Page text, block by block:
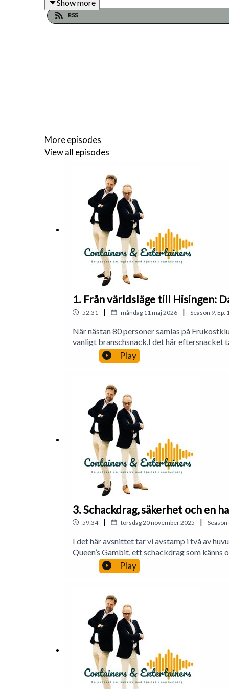
både speditör och varuägare vinner på att minska
Show more
RSS
More episodes
View all episodes
1. Från världsläge till Hisingen:
52:31 | måndag 11 maj 2026 | Season 9 Ep. 1
När nästan 80 personer samlas på
vanligt branschsnack.I det här eftersnacket
börjar skaka på riktigt.Lars Green guidar
börjar påverka containrar, bränslepriser
egentligen för det oväntade?Och som
vind och grannar får självklart också ta
Play
3. Schackdrag, säkerhet och en
59:34 | torsdag 20 november 2025 | Season
I det här avsnittet tar vi avstamp i två av
Queen’s Gambit, ett schackdrag som
fredspipa med Xi. Förvirrat? Ja. Viktigt?
säkerheten ut i Göteborgs Hamn? Med
när containrarna nästan kommer i tid?När
Avsnittet rundas sedan av med ett
med och som alltid: Containers &
Play